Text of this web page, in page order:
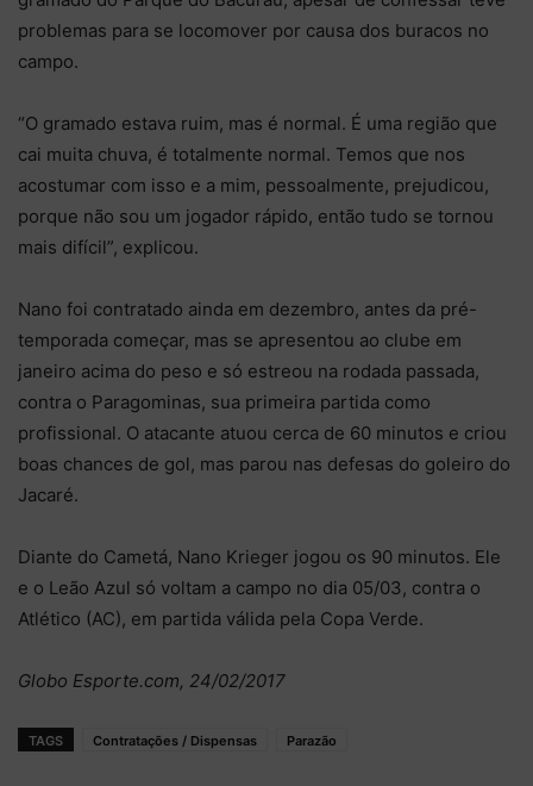
problemas para se locomover por causa dos buracos no
campo.
“O gramado estava ruim, mas é normal. É uma região que
cai muita chuva, é totalmente normal. Temos que nos
acostumar com isso e a mim, pessoalmente, prejudicou,
porque não sou um jogador rápido, então tudo se tornou
mais difícil”, explicou.
Nano foi contratado ainda em dezembro, antes da pré-
temporada começar, mas se apresentou ao clube em
janeiro acima do peso e só estreou na rodada passada,
contra o Paragominas, sua primeira partida como
profissional. O atacante atuou cerca de 60 minutos e criou
boas chances de gol, mas parou nas defesas do goleiro do
Jacaré.
Diante do Cametá, Nano Krieger jogou os 90 minutos. Ele
e o Leão Azul só voltam a campo no dia 05/03, contra o
Atlético (AC), em partida válida pela Copa Verde.
Globo Esporte.com, 24/02/2017
TAGS Contratações / Dispensas Parazão